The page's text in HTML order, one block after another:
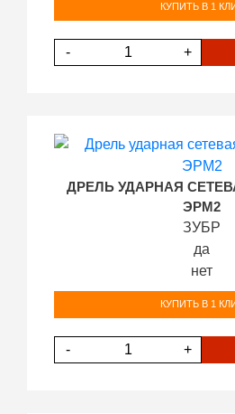
КУПИТЬ В 1
- +
ДРЕЛЬ УДАРНАЯ
ЭРМ2
ЗУБР
да
нет
КУПИТЬ В 1
- +